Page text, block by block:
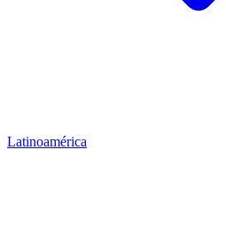
Latinoamérica